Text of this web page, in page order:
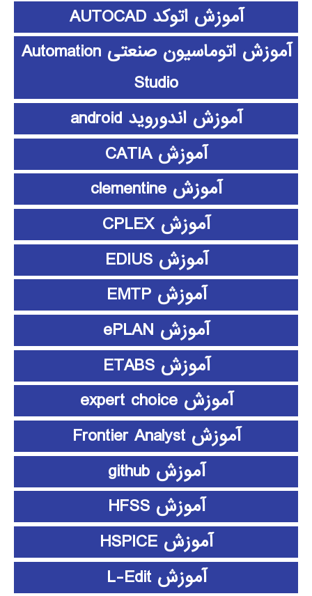
آموزش اتوکد AUTOCAD
آموزش اتوماسیون صنعتی Automation
Studio
آموزش اندوروید android
آموزش CATIA
آموزش clementine
آموزش CPLEX
آموزش EDIUS
آموزش EMTP
آموزش ePLAN
آموزش ETABS
آموزش expert choice
آموزش Frontier Analyst
آموزش github
آموزش HFSS
آموزش HSPICE
آموزش L-Edit